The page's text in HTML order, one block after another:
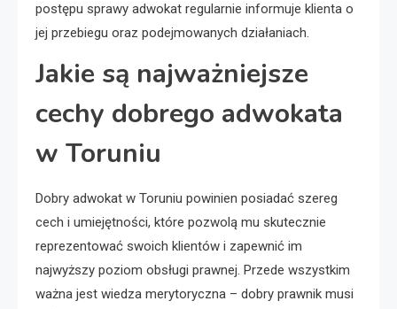
postępu sprawy adwokat regularnie informuje klienta o
jej przebiegu oraz podejmowanych działaniach.
Jakie są najważniejsze
cechy dobrego adwokata
w Toruniu
Dobry adwokat w Toruniu powinien posiadać szereg
cech i umiejętności, które pozwolą mu skutecznie
reprezentować swoich klientów i zapewnić im
najwyższy poziom obsługi prawnej. Przede wszystkim
ważna jest wiedza merytoryczna – dobry prawnik musi